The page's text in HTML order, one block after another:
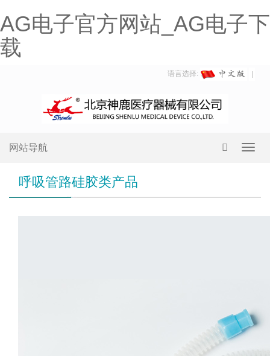
AG电子官方网站_AG电子下
载
语言选择:
网站导航
呼吸管路硅胶类产品